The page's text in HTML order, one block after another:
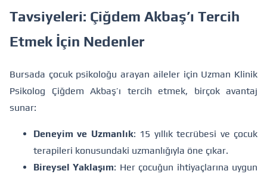
Tavsiyeleri: Çiğdem Akbaş’ı Tercih
Etmek İçin Nedenler
Bursada çocuk psikoloğu arayan aileler için Uzman Klinik
Psikolog Çiğdem Akbaş’ı tercih etmek, birçok avantaj
sunar:
Deneyim ve Uzmanlık: 15 yıllık tecrübesi ve çocuk
terapileri konusundaki uzmanlığıyla öne çıkar.
Bireysel Yaklaşım: Her çocuğun ihtiyaçlarına uygun